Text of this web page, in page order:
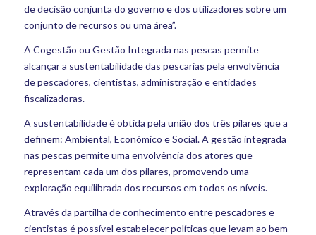
de decisão conjunta do governo e dos utilizadores sobre um
conjunto de recursos ou uma área”.
A Cogestão ou Gestão Integrada nas pescas permite
alcançar a sustentabilidade das pescarias pela envolvência
de pescadores, cientistas, administração e entidades
fiscalizadoras.
A sustentabilidade é obtida pela união dos três pilares que a
definem: Ambiental, Económico e Social. A gestão integrada
nas pescas permite uma envolvência dos atores que
representam cada um dos pilares, promovendo uma
exploração equilibrada dos recursos em todos os níveis.
Através da partilha de conhecimento entre pescadores e
cientistas é possível estabelecer políticas que levam ao bem-